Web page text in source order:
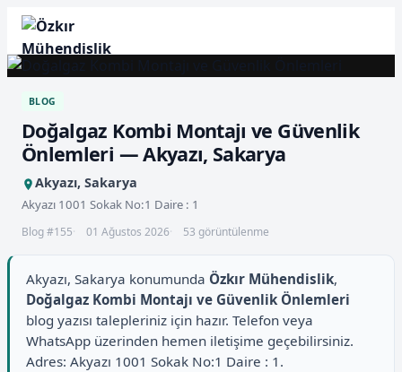
BLOG
Doğalgaz Kombi Montajı ve Güvenlik
Önlemleri — Akyazı, Sakarya
Akyazı, Sakarya
Akyazı 1001 Sokak No:1 Daire : 1
Blog #155 01 Ağustos 2026 53 görüntülenme
Akyazı, Sakarya konumunda Özkır Mühendislik,
Doğalgaz Kombi Montajı ve Güvenlik Önlemleri
blog yazısı talepleriniz için hazır. Telefon veya
WhatsApp üzerinden hemen iletişime geçebilirsiniz.
Adres: Akyazı 1001 Sokak No:1 Daire : 1.